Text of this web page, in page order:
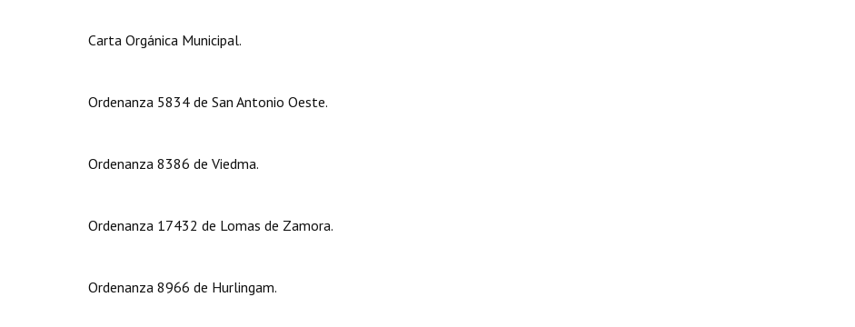
Carta Orgánica Municipal.
Ordenanza 5834 de San Antonio Oeste.
Ordenanza 8386 de Viedma.
Ordenanza 17432 de Lomas de Zamora.
Ordenanza 8966 de Hurlingam.